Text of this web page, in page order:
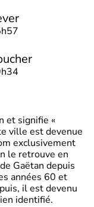
et signifie «
ville est devenue
exclusivement
le retrouve en
Gaëtan depuis
années 60 et
il est devenu
identifié.